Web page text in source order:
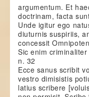
argumentum. Et
doctrinam, facta
Unde igitur ego
diuturnis suspiriis,
concessit
Sic enim
n. 32
Ecce sanus scribit
vestro dimisistis
latius scribere